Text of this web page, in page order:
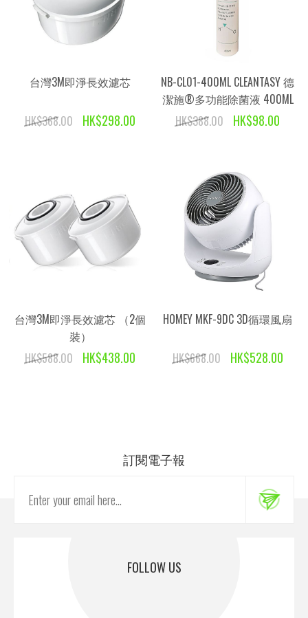
台灣3M即淨長效濾芯
HK$368.00 HK$298.00
NB-CL01-400ML CLEANTASY 德
潔施®多功能除菌液 400ML
HK$388.00
HK$98.00
台灣3M即淨長效濾芯 （2個
裝）
HK$588.00
HK$438.00
HOMEY MKF-9DC 3D循環風扇
HK$668.00 HK$528.00
訂閱電子報
FOLLOW US